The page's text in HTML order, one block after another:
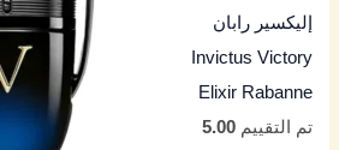
إليكسير رابان
Invictus Victory
Elixir Rabanne
تم التقييم5.00